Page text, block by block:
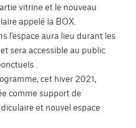
vitrine et le nouveau
appelé la BOX.
l’espace aura lieu durant les
sera accessible au public
.
cet hiver 2021,
comme support de
et nouvel espace